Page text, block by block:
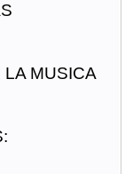
MUSICA